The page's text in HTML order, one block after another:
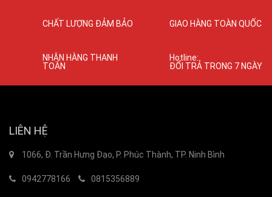
CHẤT LƯỢNG ĐẢM BẢO GIAO HÀNG TOÀN QUỐC
NHẬN HÀNG THANH
TOÁN
Hotline:
ĐỔI TRẢ TRONG 7 NGÀY
LIÊN HỆ
1066, Đ. Trần Hưng Đạo, P. Phúc Thành, TP. Ninh Bình
0942778166 0815356889